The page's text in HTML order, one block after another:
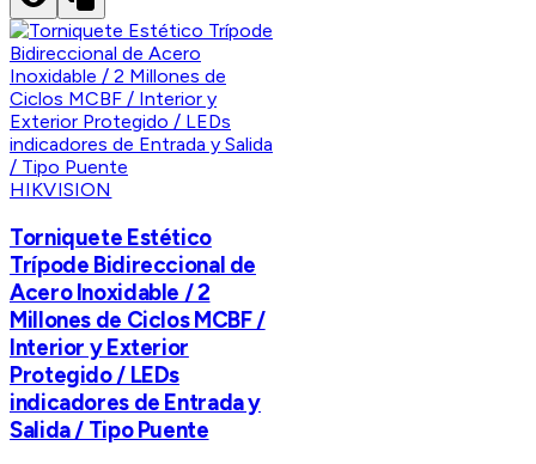
HIKVISION
Torniquete Estético
Trípode Bidireccional de
Acero Inoxidable / 2
Millones de Ciclos MCBF /
Interior y Exterior
Protegido / LEDs
indicadores de Entrada y
Salida / Tipo Puente